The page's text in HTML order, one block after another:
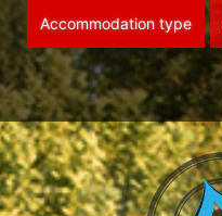
Accommodation type